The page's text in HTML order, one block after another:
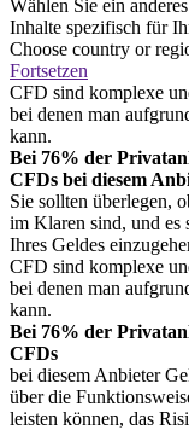
Wählen Sie ein
Inhalte spezifisch für
Choose country or
Fortsetzen
CFD sind komplexe
bei denen man
kann.
Bei 76% der
CFDs bei diesem
Sie sollten überlegen,
im Klaren sind, und es
Ihres Geldes
CFD sind komplexe
bei denen man
kann.
Bei 76% der
CFDs
bei diesem Anbieter
über die
leisten können, das